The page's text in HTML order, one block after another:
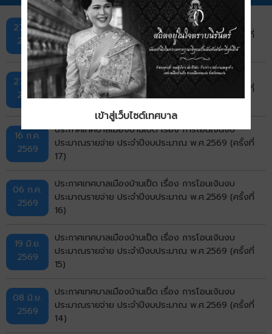
27 ก.ค.
2569
ประกาศเทศบาลเมืองบ้านเป็ด เรื่อง การโอนเงินงบ
ประมาณรายจ่าย ประจำปีงบประมาณ พ.ศ.2569 (ครั้งที่
19)
27 ก.ค.
2569
ประกาศเทศบาลเมืองบ้านเป็ด เรื่อง การโอนเงินงบ
ประมาณรายจ่าย ประจำปีงบประมาณ พ.ศ.2569 (ครั้งที่
18)
16 ก.ค.
2569
ประกาศเทศบาลเมืองบ้านเป็ด เรื่อง การโอนเงินงบ
ประมาณรายจ่าย ประจำปีงบประมาณ พ.ศ.2569 (ครั้งที่
17)
06 ก.ค.
2569
ประกาศเทศบาลเมืองบ้านเป็ด เรื่อง การโอนเงินงบ
ประมาณรายจ่าย ประจำปีงบประมาณ พ.ศ.2569 (ครั้งที่
16)
19 มิ.ย.
2569
ประกาศเทศบาลเมืองบ้านเป็ด เรื่อง การโอนเงินงบ
ประมาณรายจ่าย ประจำปีงบประมาณ พ.ศ.2569 (ครั้งที่
15)
08 มิ.ย.
2569
ประกาศเทศบาลเมืองบ้านเป็ด เรื่อง การโอนเงินงบ
ประมาณรายจ่าย ประจำปีงบประมาณ พ.ศ.2569 (ครั้งที่
14)
เข้าสู่เว็บไซต์เทศบาล